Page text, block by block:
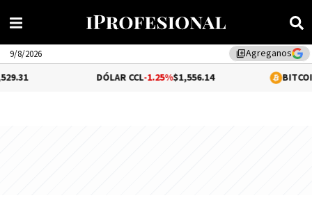
library_addAgreganos
9/8/2026
-1.25%$1,556.14 -0.04%